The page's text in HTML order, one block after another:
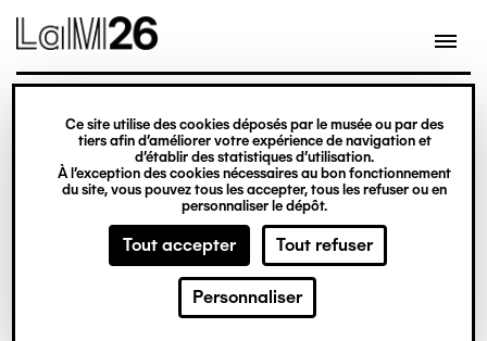
Gestion des cookies
Ce site utilise des cookies déposés par le musée ou par des
tiers afin d’améliorer votre expérience de navigation et
d’établir des statistiques d’utilisation.
À l’exception des cookies nécessaires au bon fonctionnement
du site, vous pouvez tous les accepter, tous les refuser ou en
personnaliser le dépôt.
Tout accepter Tout refuser
Personnaliser
contenu